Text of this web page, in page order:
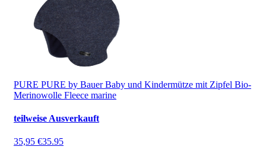
PURE PURE by Bauer Baby und Kindermütze mit Zipfel Bio-
Merinowolle Fleece marine
teilweise Ausverkauft
35,95 €35.95